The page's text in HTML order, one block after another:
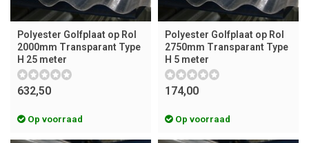
Polyester Golfplaat op Rol
2000mm Transparant Type
H 25 meter
632,50
Op voorraad
Polyester Golfplaat op Rol
2750mm Transparant Type
H 5 meter
174,00
Op voorraad